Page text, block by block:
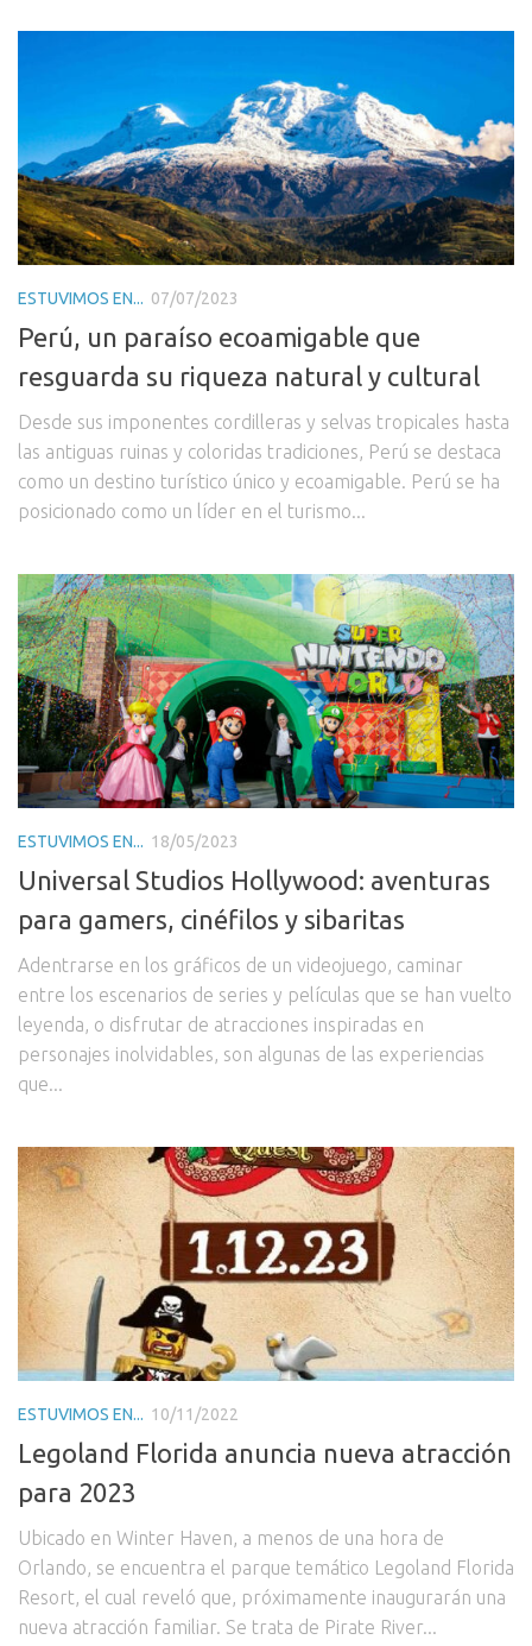
ESTUVIMOS EN... 07/07/2023
Perú, un paraíso ecoamigable que
resguarda su riqueza natural y cultural
Desde sus imponentes cordilleras y selvas tropicales hasta
las antiguas ruinas y coloridas tradiciones, Perú se destaca
como un destino turístico único y ecoamigable. Perú se ha
posicionado como un líder en el turismo...
ESTUVIMOS EN... 18/05/2023
Universal Studios Hollywood: aventuras
para gamers, cinéfilos y sibaritas
Adentrarse en los gráficos de un videojuego, caminar
entre los escenarios de series y películas que se han vuelto
leyenda, o disfrutar de atracciones inspiradas en
personajes inolvidables, son algunas de las experiencias
que...
ESTUVIMOS EN... 10/11/2022
Legoland Florida anuncia nueva atracción
para 2023
Ubicado en Winter Haven, a menos de una hora de
Orlando, se encuentra el parque temático Legoland Florida
Resort, el cual reveló que, próximamente inaugurarán una
nueva atracción familiar. Se trata de Pirate River...